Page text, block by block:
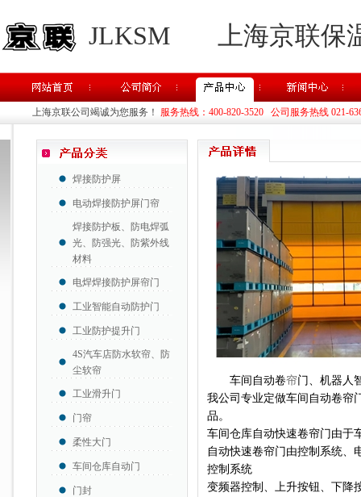
JLKSM 上海京联
上海京联公司竭诚为您服务！ 服务热线：400-820-3520 公司服务热线 021-
焊接防护屏
电动焊接防护屏门帘
焊接防护板、防电焊弧
光、防强光、防紫外线
材料
电焊焊接防护屏帘门
工业智能自动防护门
工业防护提升门
4S汽车店防水软帘、防
尘软帘
工业滑升门
门帘
柔性大门
车间仓库自动门
门封
车间自动卷帘门、机器人
我公司专业定做车间自动卷帘
品。
车间仓库自动快速卷帘门由于
自动快速卷帘门由控制系统、
控制系统
变频器控制、上升按钮、下降